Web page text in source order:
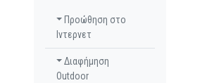
Προώθηση στο
Ιντερνετ
Διαφήμηση
Outdoor